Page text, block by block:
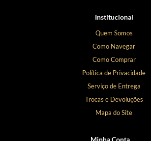
Institucional
Quem Somos
Como Navegar
Como Comprar
Política de Privacidade
Serviço de Entrega
Trocas e Devoluções
Mapa do Site
Minha Conta